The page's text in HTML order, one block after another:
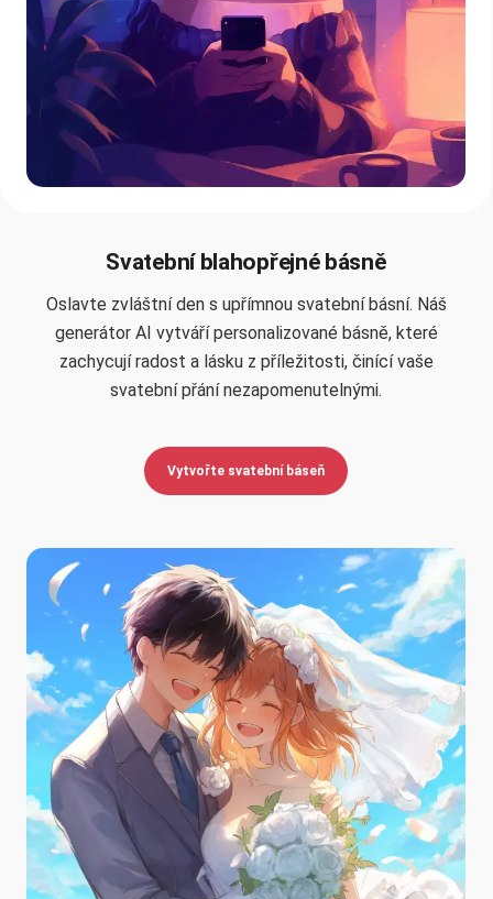
Svatební blahopřejné básně
Oslavte zvláštní den s upřímnou svatební básní. Náš
generátor AI vytváří personalizované básně, které
zachycují radost a lásku z příležitosti, činící vaše
svatební přání nezapomenutelnými.
Vytvořte svatební báseň